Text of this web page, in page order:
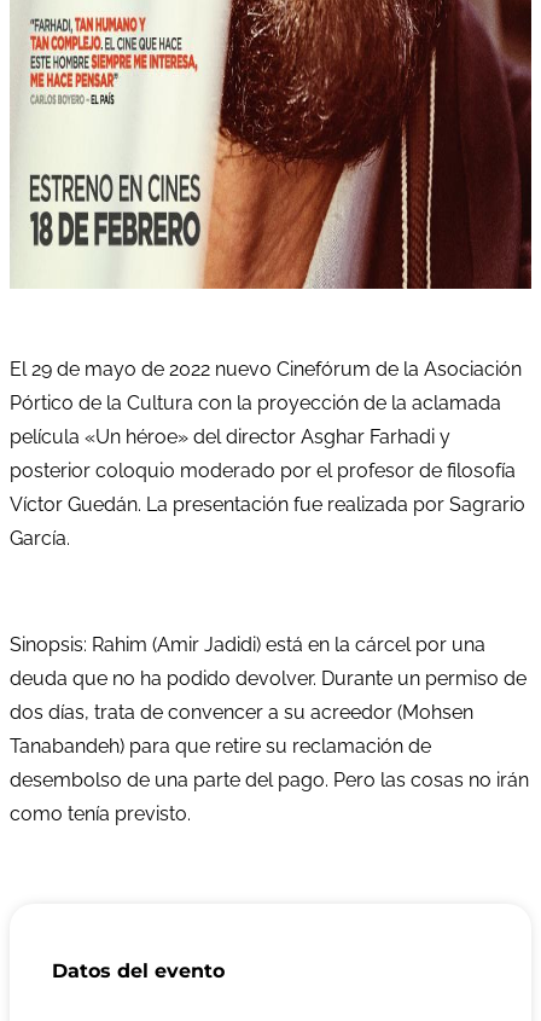
El 29 de mayo de 2022 nuevo Cinefórum de la Asociación
Pórtico de la Cultura con la proyección de la aclamada
película «Un héroe» del director Asghar Farhadi y
posterior coloquio moderado por el profesor de filosofía
Víctor Guedán. La presentación fue realizada por Sagrario
García.
Sinopsis: Rahim (Amir Jadidi) está en la cárcel por una
deuda que no ha podido devolver. Durante un permiso de
dos días, trata de convencer a su acreedor (Mohsen
Tanabandeh) para que retire su reclamación de
desembolso de una parte del pago. Pero las cosas no irán
como tenía previsto.
Datos del evento